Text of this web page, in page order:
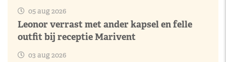
05 aug 2026
Leonor verrast met ander kapsel en felle
outfit bij receptie Marivent
03 aug 2026